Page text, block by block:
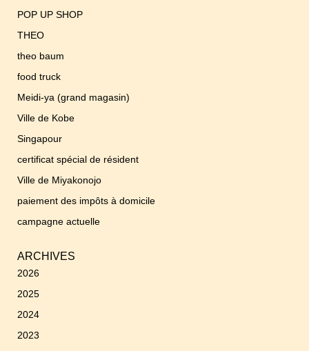
POP UP SHOP
THEO
theo baum
food truck
Meidi-ya (grand magasin)
Ville de Kobe
Singapour
certificat spécial de résident
Ville de Miyakonojo
paiement des impôts à domicile
campagne actuelle
ARCHIVES
2026
2025
2024
2023